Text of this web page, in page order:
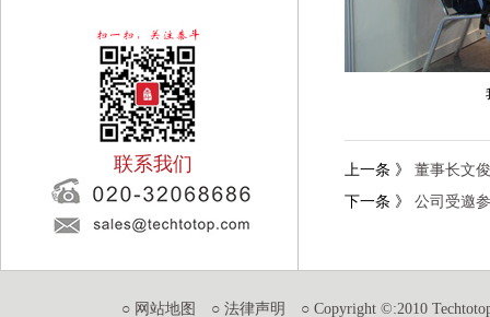
联系我们
我司总经理
上一条 》 董事长文
下一条 》 公司受邀
○ 网站地图 ○ 法律声明 ○ Copyright ©:2010